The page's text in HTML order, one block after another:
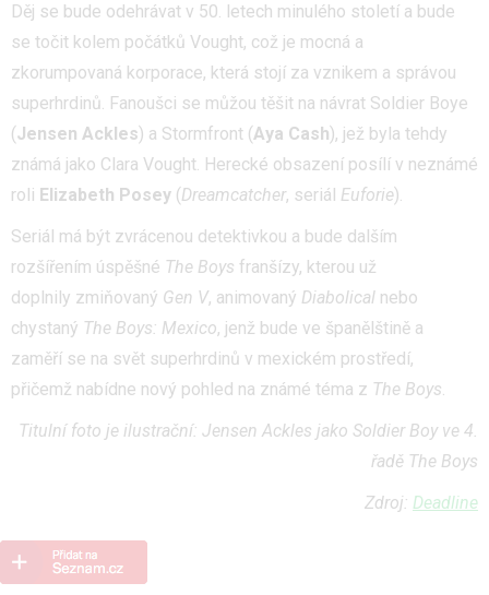
Děj se bude odehrávat v 50. letech minulého století a bude
se točit kolem počátků Vought, což je mocná a
zkorumpovaná korporace, která stojí za vznikem a správou
superhrdinů. Fanoušci se můžou těšit na návrat Soldier Boye
(Jensen Ackles) a Stormfront (Aya Cash), jež byla tehdy
známá jako Clara Vought. Herecké obsazení posílí v neznámé
roli Elizabeth Posey (Dreamcatcher, seriál Euforie).
Seriál má být zvrácenou detektivkou a bude dalším
rozšířením úspěšné The Boys franšízy, kterou už
doplnily zmiňovaný Gen V, animovaný Diabolical nebo
chystaný The Boys: Mexico, jenž bude ve španělštině a
zaměří se na svět superhrdinů v mexickém prostředí,
přičemž nabídne nový pohled na známé téma z The Boys.
Titulní foto je ilustrační: Jensen Ackles jako Soldier Boy ve 4.
řadě The Boys
Zdroj: Deadline